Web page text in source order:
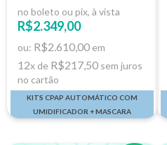
no boleto ou pix, à vista
R$2.349,00
ou: R$2.610,00 em
12x de R$217,50 sem juros
no cartão
KITS CPAP AUTOMÁTICO COM
UMIDIFICADOR + MASCARA